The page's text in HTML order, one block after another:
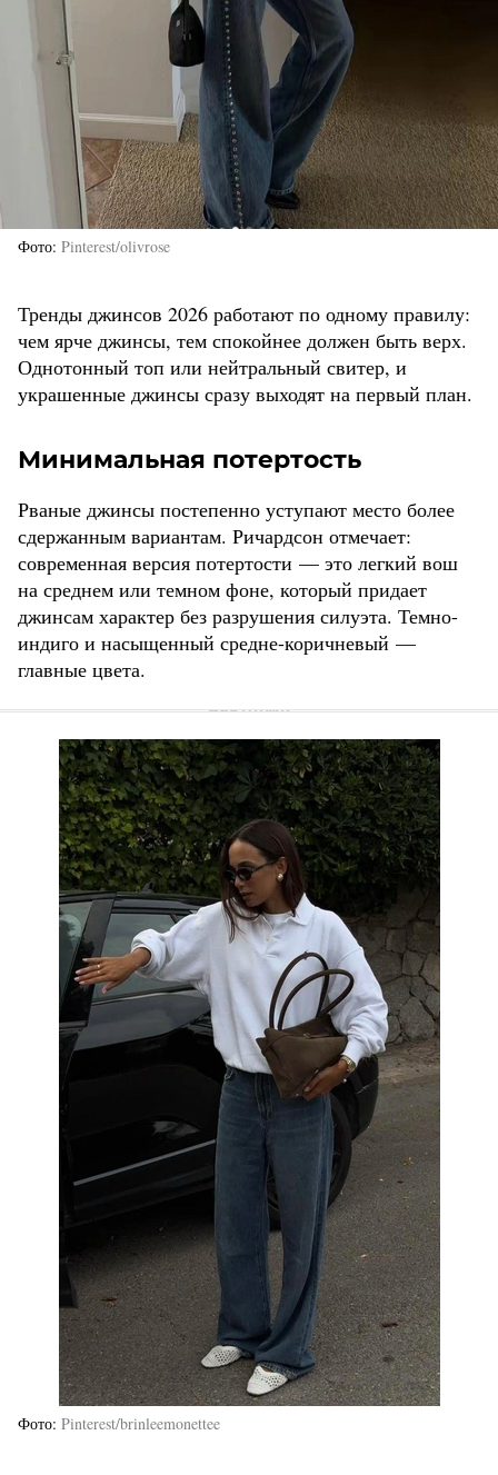
Фото Pinterest/olivrose
Тренды джинсов 2026 работают по одному правилу:
чем ярче джинсы, тем спокойнее должен быть верх.
Однотонный топ или нейтральный свитер, и
украшенные джинсы сразу выходят на первый план.
Минимальная потертость
Рваные джинсы постепенно уступают место более
сдержанным вариантам. Ричардсон отмечает:
современная версия потертости — это легкий вош
на среднем или темном фоне, который придает
джинсам характер без разрушения силуэта. Темно-
индиго и насыщенный средне-коричневый —
главные цвета.
Фото Pinterest/brinleemonettee